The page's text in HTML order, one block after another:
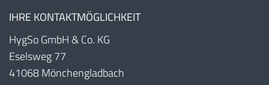
IHRE KONTAKTMÖGLICHKEIT
HygSo GmbH & Co. KG
Eselsweg 77
41068 Mönchengladbach